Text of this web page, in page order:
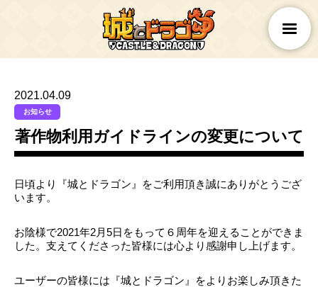
2021.04.09
お知らせ
著作物利用ガイドラインの変更について
日頃より『城とドラゴン』をご利用頂き誠にありがとうござ
います。
お陰様で2021年2月5日をもって６周年を迎えることができま
した。支えてくださった皆様には心より感謝申し上げます。
ユーザーの皆様には『城とドラゴン』をよりお楽しみ頂きた